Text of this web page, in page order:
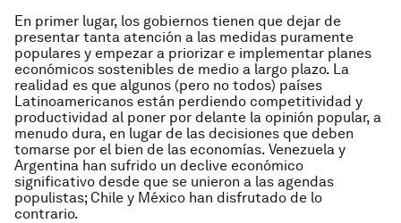
En primer lugar, los gobiernos tienen que dejar de
presentar tanta atención a las medidas puramente
populares y empezar a priorizar e implementar planes
económicos sostenibles de medio a largo plazo. La
realidad es que algunos (pero no todos) países
Latinoamericanos están perdiendo competitividad y
productividad al poner por delante la opinión popular, a
menudo dura, en lugar de las decisiones que deben
tomarse por el bien de las economías. Venezuela y
Argentina han sufrido un declive económico
significativo desde que se unieron a las agendas
populistas; Chile y México han disfrutado de lo
contrario.